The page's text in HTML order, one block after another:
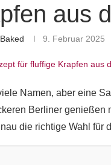
aus
9. Februar 2025
Namen, aber eine
Berliner genießen
die richtige Wahl für